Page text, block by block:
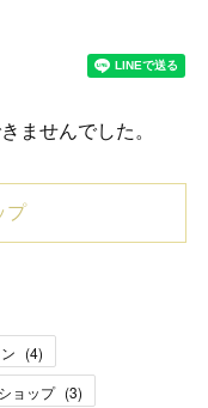
ませんでした。
プ
(4)
ョップ (3)